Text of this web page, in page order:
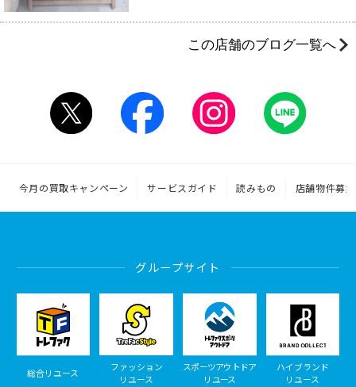
この店舗のブログ一覧へ
今月の買取キャンペーン サービスガイド 読みもの 店舗物件募集
グループサイト
総合リユース
ファッション
リユース
スポーツアウトドア
リユース
ハイブランド
リユース